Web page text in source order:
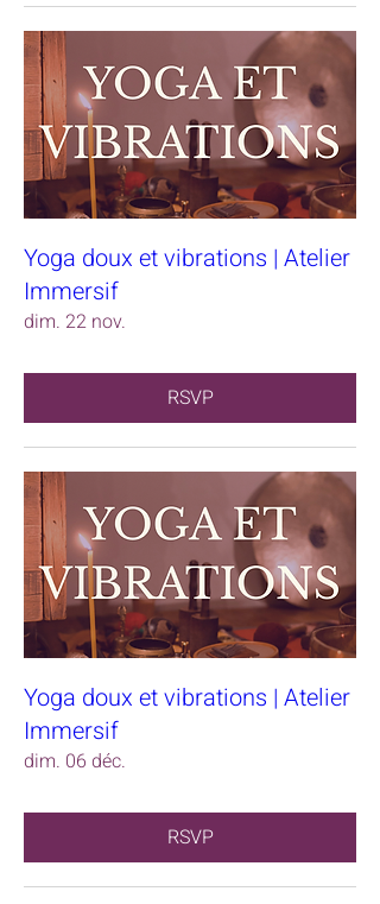
Yoga doux et vibrations | Atelier
Immersif
dim. 22 nov.
RSVP
Yoga doux et vibrations | Atelier
Immersif
dim. 06 déc.
RSVP